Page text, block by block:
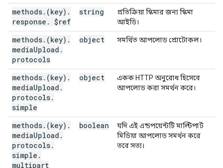
methods. (key) .
response . $ref
string
প্রতিক্রিয়া স্কিমার জন্য স্কিমা
আইডি।
methods. (key) .
mediaUpload .
protocols
object সমর্থিত আপলোড প্রোটোকল।
methods. (key) .
mediaUpload .
protocols.
simple
object
একক HTTP অনুরোধ হিসেবে
আপলোড করা সমর্থন করে।
methods. (key) .
mediaUpload .
protocols.
simple .
multipart
boolean
যদি এই এন্ডপয়েন্টটি মাল্টিপার্ট
মিডিয়া আপলোড সমর্থন করে
তবে সত্য।